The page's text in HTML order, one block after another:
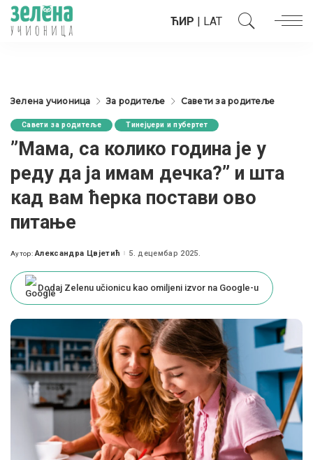
ЋИР | LAT
Зелена учионица За родитеље Савети за родитеље
Савети за родитеље Тинејџери и пубертет
”Мама, са колико година је у
реду да ја имам дечка?” и шта
кад вам ћерка постави ово
питање
Posted
Аутор: Александра Цвјетић 5. децембар 2025.
Dodaj Zelenu učionicu kao omiljeni izvor na Google-u